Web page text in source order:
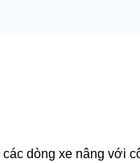
dòng xe nâng với